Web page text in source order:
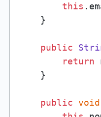
this .
    }
public
return
    }
public void